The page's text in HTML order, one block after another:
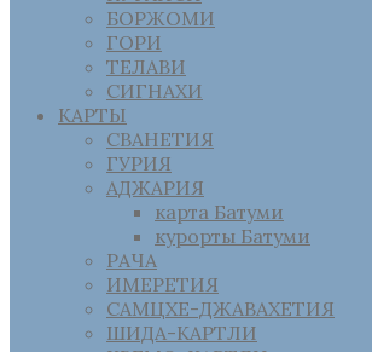
БОРЖОМИ
ГОРИ
ТЕЛАВИ
СИГНАХИ
КАРТЫ
СВАНЕТИЯ
ГУРИЯ
АДЖАРИЯ
карта Батуми
курорты Батуми
РАЧА
ИМЕРЕТИЯ
САМЦХЕ-ДЖАВАХЕТИЯ
ШИДА-КАРТЛИ